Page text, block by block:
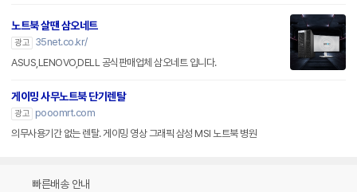
노트북 살땐 삼오네트
광고
35net.co.kr/
ASUS,LENOVO,DELL 공식판매업체 삼오네트 입니다.
게이밍 사무노트북 단기렌탈
광고
pooomrt.com
의무사용기간 없는 렌탈. 게이밍 영상 그래픽 삼성 MSI 노트북 병원
빠른배송 안내